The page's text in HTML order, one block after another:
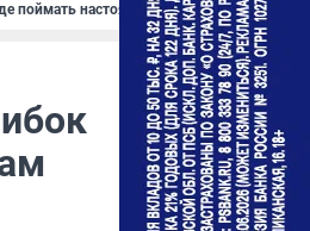
поймать настоящее лето Ремонт на